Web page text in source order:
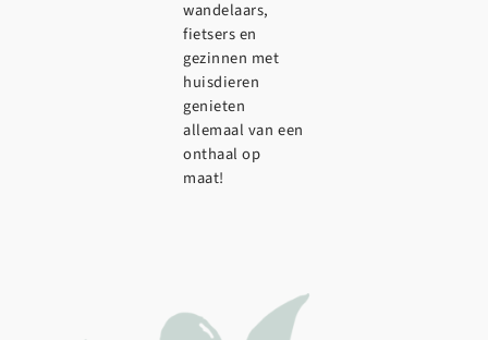
wandelaars,
fietsers en
gezinnen met
huisdieren
genieten
allemaal van een
onthaal op
maat!